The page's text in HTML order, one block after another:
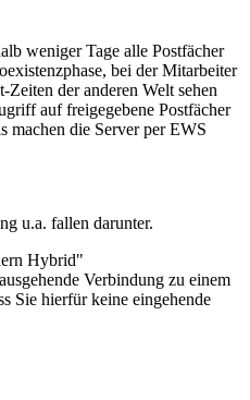
weniger Tage alle Postfächer
bei der Mitarbeiter
der anderen Welt sehen
auf freigegebene Postfächer
machen die Server per EWS
u.a. fallen darunter.
Hybrid"
Verbindung zu einem
Sie hierfür keine eingehende